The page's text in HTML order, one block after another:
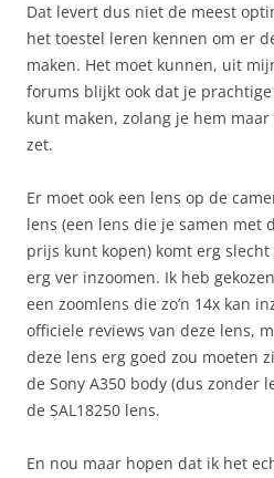
Dat levert dus niet de meest
het toestel leren kennen om er
maken. Het moet kunnen, uit
forums blijkt ook dat je prachtige
kunt maken, zolang je hem
zet.
Er moet ook een lens op de
lens (een lens die je samen met
prijs kunt kopen) komt erg
erg ver inzoomen. Ik heb
een zoomlens die zo’n 14x kan
officiele reviews van deze lens,
deze lens erg goed zou moeten
de Sony A350 body (dus zonder
de SAL18250 lens.
En nou maar hopen dat ik het